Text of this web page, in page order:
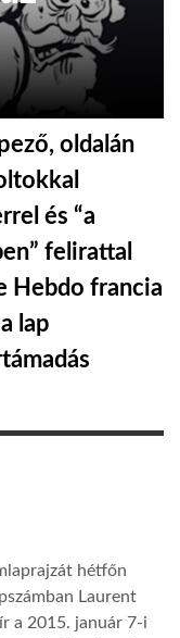
oldalán
és “a
felirattal
Hebdo francia
lap
hétfőn
Laurent
a 2015. január 7-i